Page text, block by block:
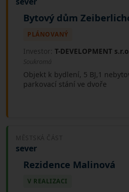
Bytový dům
PLÁNOVANÝ
Investor: T-DEVELOPMENT
Soukromá
Objekt k bydlení, 5 BJ,1
parkovací stání ve dvoře
MĚSTSKÁ ČÁST
sever
Rezidence Malinová
V REALIZACI